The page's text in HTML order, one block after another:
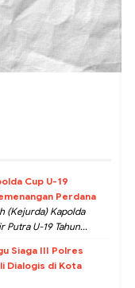
Cup U-19
Perdana
(Kejurda) Kapolda
Putra U-19 Tahun...
Siaga III Polres
Dialogis di Kota